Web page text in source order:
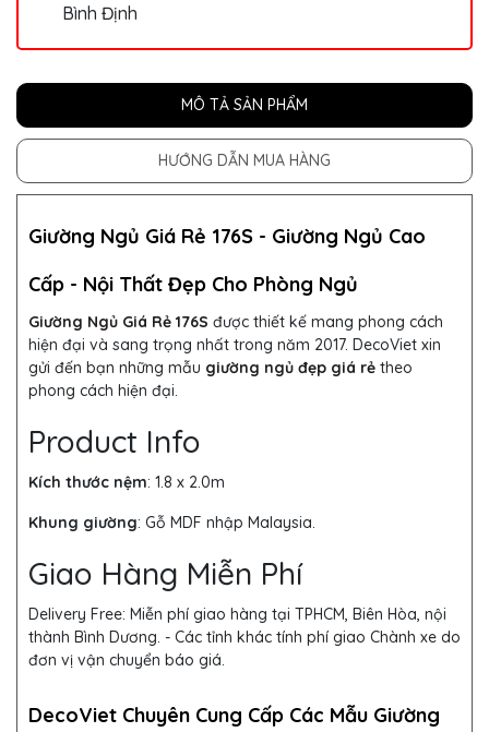
Bình Định
MÔ TẢ SẢN PHẨM
HƯỚNG DẪN MUA HÀNG
Giường Ngủ Giá Rẻ 176S - Giường Ngủ Cao
Cấp - Nội Thất Đẹp Cho Phòng Ngủ
Giường Ngủ Giá Rẻ 176S được thiết kế mang phong cách
hiện đại và sang trọng nhất trong năm 2017. DecoViet xin
gửi đến bạn những mẫu giường ngủ đẹp giá rẻ theo
phong cách hiện đại.
Product Info
Kích thước nệm: 1.8 x 2.0m
Khung giường: Gỗ MDF nhập Malaysia.
Giao Hàng Miễn Phí
Delivery Free: Miễn phí giao hàng tại TPHCM, Biên Hòa, nội
thành Bình Dương. - Các tỉnh khác tính phí giao Chành xe do
đơn vị vận chuyển báo giá.
DecoViet Chuyên Cung Cấp Các Mẫu Giường